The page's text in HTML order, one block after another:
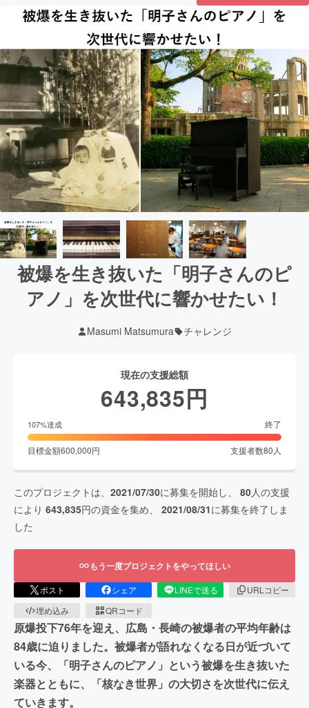
被爆を生き抜いた「明子さんのピ
アノ」を次世代に響かせたい！
Masumi Matsumura チャレンジ
現在の支援総額
643,835円
107%達成 終了
目標金額600,000円 支援者数80人
このプロジェクトは、 2021/07/30に募集を開始し、 80人の支援
により 643,835円の資金を集め、 2021/08/31に募集を終了しま
した
もう一度プロジェクトをやってほしい
ポスト シェア LINEで送る
URLコピー
埋め込み
QRコード
原爆投下76年を迎え、広島・長崎の被爆者の平均年齢は
84歳に迫りました。被爆者が語れなくなる日が近づいて
いる今、「明子さんのピアノ」という被爆を生き抜いた
楽器とともに、「核なき世界」の大切さを次世代に伝え
ていきます。